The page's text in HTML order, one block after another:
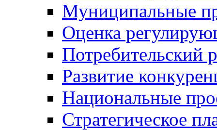
Муниципальные
Оценка
Потребительский
Развитие
Национальные
Стратегическое